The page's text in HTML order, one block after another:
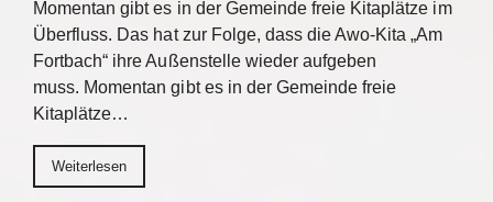
Momentan gibt es in der Gemeinde freie Kitaplätze im
Überfluss. Das hat zur Folge, dass die Awo-Kita „Am
Fortbach“ ihre Außenstelle wieder aufgeben
muss. Momentan gibt es in der Gemeinde freie
Kitaplätze…
Weiterlesen